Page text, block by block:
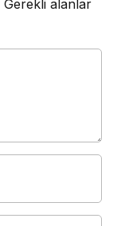
Gerekli alanlar